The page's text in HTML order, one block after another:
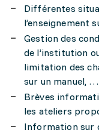
Différentes
l’enseignement
Gestion des
de l’institution
limitation des
sur un manuel,
Brèves
les ateliers
Information sur